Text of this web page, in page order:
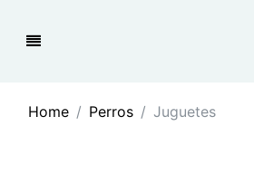
Home Perros Juguetes